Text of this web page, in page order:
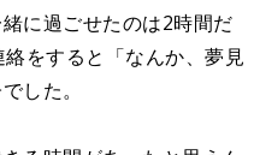
に過ごせたのは2時間だ
をすると「なんか、夢見
した。